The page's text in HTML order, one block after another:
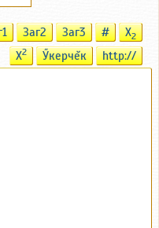
Заг2 Заг3 # X2
X2 Ӳкерчĕк http://